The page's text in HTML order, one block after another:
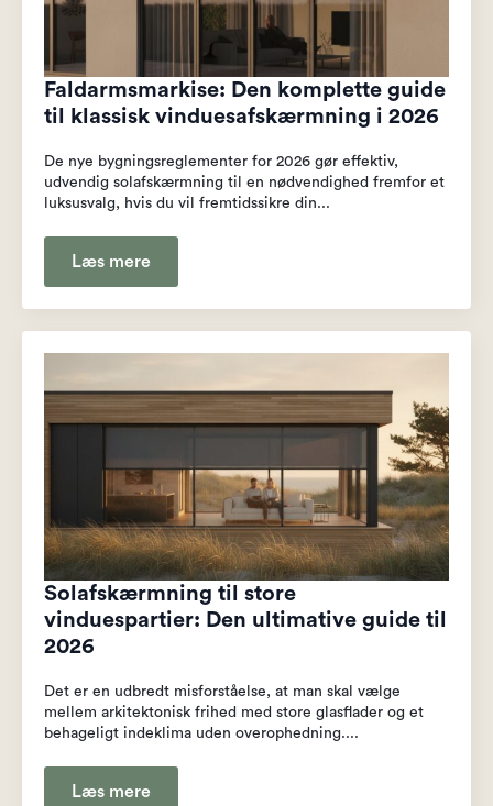
Faldarmsmarkise: Den komplette guide
til klassisk vinduesafskærmning i 2026
De nye bygningsreglementer for 2026 gør effektiv,
udvendig solafskærmning til en nødvendighed fremfor et
luksusvalg, hvis du vil fremtidssikre din...
Læs mere
Solafskærmning til store
vinduespartier: Den ultimative guide til
2026
Det er en udbredt misforståelse, at man skal vælge
mellem arkitektonisk frihed med store glasflader og et
behageligt indeklima uden overophedning....
Læs mere